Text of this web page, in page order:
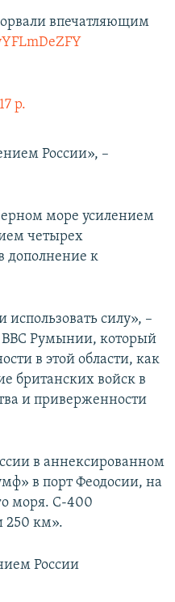
впечатляющим
р.
России», –
море усилением
четырех
дополнение к
силу», –
Румынии, который
в этой области, как
британских войск в
и приверженности
в аннексированном
в порт Феодосии, на
моря. С-400
250 км».
России